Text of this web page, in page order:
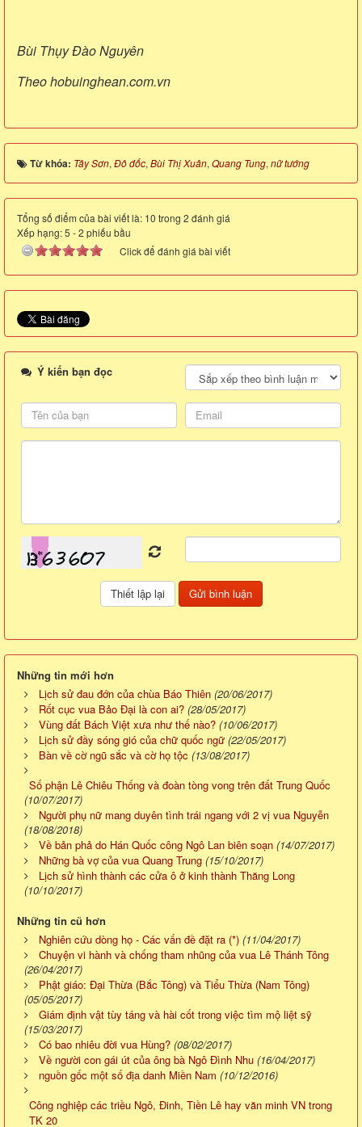
Bùi Thụy Đào Nguyên
Theo hobuinghean.com.vn
Từ khóa: Tây Sơn, Đô đốc, Bùi Thị Xuân, Quang Tung, nữ tướng
Tổng số điểm của bài viết là: 10 trong 2 đánh giá
Xếp hạng:5 -2 phiếu bầu
Click để đánh giá bài viết
Ý kiến bạn đọc
Những tin mới hơn
Lịch sử đau đớn của chùa Báo Thiên (20/06/2017)
Rốt cục vua Bảo Đại là con ai? (28/05/2017)
Vùng đất Bách Việt xưa như thế nào? (10/06/2017)
Lịch sử đầy sóng gió của chữ quốc ngữ (22/05/2017)
Bàn về cờ ngũ sắc và cờ họ tộc (13/08/2017)
Số phận Lê Chiêu Thống và đoàn tòng vong trên đất Trung Quốc
(10/07/2017)
Người phụ nữ mang duyên tình trái ngang với 2 vị vua Nguyễn
(18/08/2018)
Về bản phả do Hán Quốc công Ngô Lan biên soạn (14/07/2017)
Những bà vợ của vua Quang Trung (15/10/2017)
Lịch sử hình thành các cửa ô ở kinh thành Thăng Long
(10/10/2017)
Những tin cũ hơn
Nghiên cứu dòng họ - Các vấn đề đặt ra (*) (11/04/2017)
Chuyện vi hành và chống tham nhũng của vua Lê Thánh Tông
(26/04/2017)
Phật giáo: Đại Thừa (Bắc Tông) và Tiểu Thừa (Nam Tông)
(05/05/2017)
Giám định vật tùy táng và hài cốt trong việc tìm mộ liệt sỹ
(15/03/2017)
Có bao nhiêu đời vua Hùng? (08/02/2017)
Về người con gái út của ông bà Ngô Đình Nhu (16/04/2017)
nguồn gốc một số địa danh Miền Nam (10/12/2016)
Công nghiệp các triều Ngô, Đinh, Tiền Lê hay văn minh VN trong
TK 20